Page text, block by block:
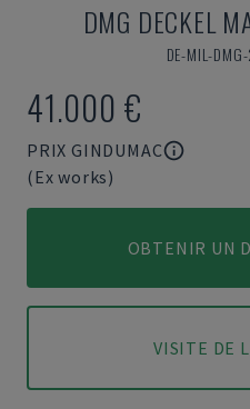
DMG DECKEL
DE-MIL-
41.000 €
PRIX GINDUMAC
(Ex works)
OBTENIR UN
VISITE DE